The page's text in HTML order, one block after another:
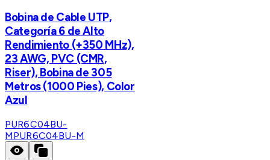
Bobina de Cable UTP,
Categoría 6 de Alto
Rendimiento (+350 MHz),
23 AWG, PVC (CMR,
Riser), Bobina de 305
Metros (1000 Pies), Color
Azul
PUR6C04BU-
MPUR6C04BU-M